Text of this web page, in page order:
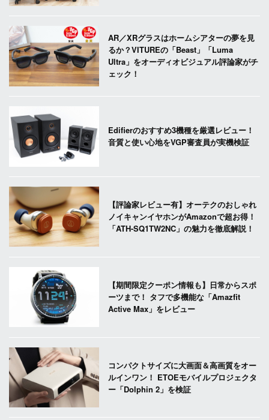
AR／XRグラスはホームシアターの夢を見
るか？VITUREの「Beast」「Luma
Ultra」をオーディオビジュアル評論家がチ
ェック！
Edifierのおすすめ3機種を厳選レビュー！
音質と使い心地をVGP審査員が実機検証
【評論家レビュー有】オーテクのおしゃれ
ノイキャンイヤホンがAmazonで超お得！
「ATH-SQ1TW2NC」の魅力を徹底解説！
【期間限定クーポン情報も】日常からスポ
ーツまで！ タフで多機能な「Amazfit
Active Max」をレビュー
コンパクトサイズに大画面＆高画質をオー
ルインワン！ ETOEモバイルプロジェクタ
ー「Dolphin 2」を検証